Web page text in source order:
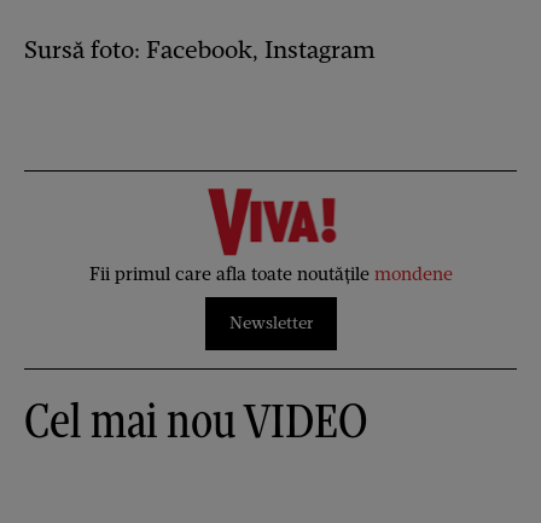
Sursă foto: Facebook, Instagram
Fii primul care afla toate noutățile mondene
Newsletter
Cel mai nou VIDEO